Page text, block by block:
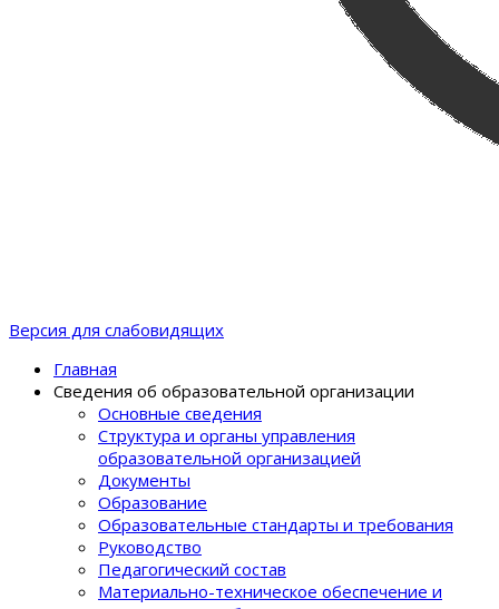
Версия для слабовидящих
Главная
Сведения об образовательной организации
Основные сведения
Структура и органы управления
образовательной организацией
Документы
Образование
Образовательные стандарты и требования
Руководство
Педагогический состав
Материально-техническое обеспечение и